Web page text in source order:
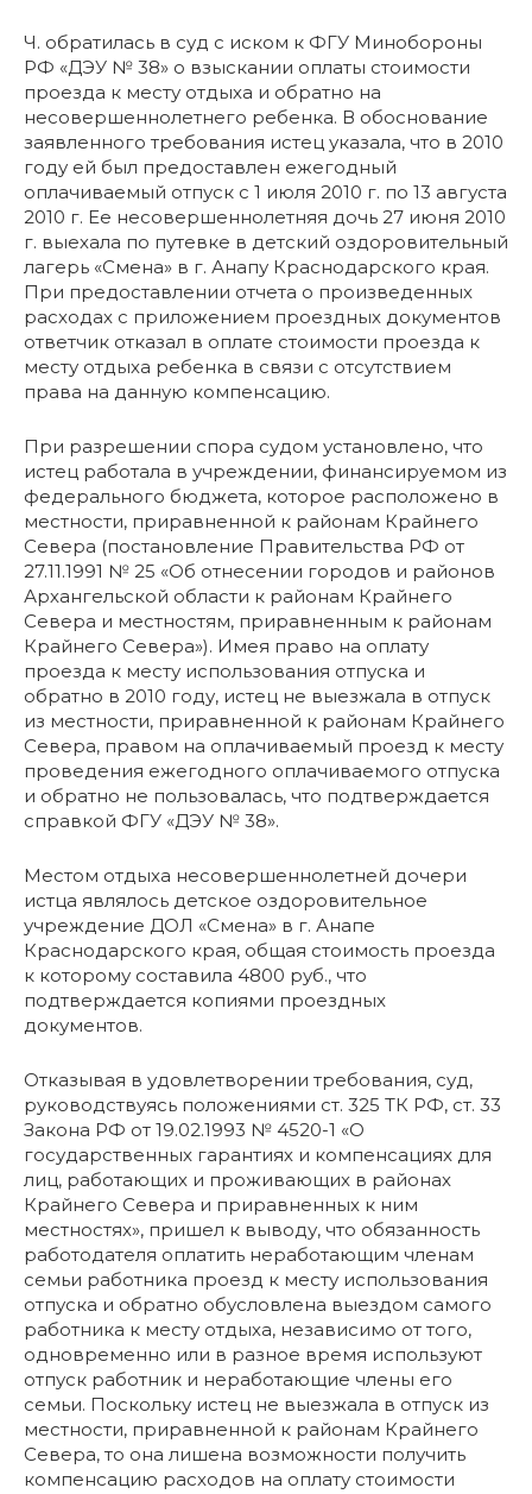
Ч. обратилась в суд с иском к ФГУ Минобороны
РФ «ДЭУ № 38» о взыскании оплаты стоимости
проезда к месту отдыха и обратно на
несовершеннолетнего ребенка. В обоснование
заявленного требования истец указала, что в 2010
году ей был предоставлен ежегодный
оплачиваемый отпуск с 1 июля 2010 г. по 13 августа
2010 г. Ее несовершеннолетняя дочь 27 июня 2010
г. выехала по путевке в детский оздоровительный
лагерь «Смена» в г. Анапу Краснодарского края.
При предоставлении отчета о произведенных
расходах с приложением проездных документов
ответчик отказал в оплате стоимости проезда к
месту отдыха ребенка в связи с отсутствием
права на данную компенсацию.
При разрешении спора судом установлено, что
истец работала в учреждении, финансируемом из
федерального бюджета, которое расположено в
местности, приравненной к районам Крайнего
Севера (постановление Правительства РФ от
27.11.1991 № 25 «Об отнесении городов и районов
Архангельской области к районам Крайнего
Севера и местностям, приравненным к районам
Крайнего Севера»). Имея право на оплату
проезда к месту использования отпуска и
обратно в 2010 году, истец не выезжала в отпуск
из местности, приравненной к районам Крайнего
Севера, правом на оплачиваемый проезд к месту
проведения ежегодного оплачиваемого отпуска
и обратно не пользовалась, что подтверждается
справкой ФГУ «ДЭУ № 38».
Местом отдыха несовершеннолетней дочери
истца являлось детское оздоровительное
учреждение ДОЛ «Смена» в г. Анапе
Краснодарского края, общая стоимость проезда
к которому составила 4800 руб., что
подтверждается копиями проездных
документов.
Отказывая в удовлетворении требования, суд,
руководствуясь положениями ст. 325 ТК РФ, ст. 33
Закона РФ от 19.02.1993 № 4520-1 «О
государственных гарантиях и компенсациях для
лиц, работающих и проживающих в районах
Крайнего Севера и приравненных к ним
местностях», пришел к выводу, что обязанность
работодателя оплатить неработающим членам
семьи работника проезд к месту использования
отпуска и обратно обусловлена выездом самого
работника к месту отдыха, независимо от того,
одновременно или в разное время используют
отпуск работник и неработающие члены его
семьи. Поскольку истец не выезжала в отпуск из
местности, приравненной к районам Крайнего
Севера, то она лишена возможности получить
компенсацию расходов на оплату стоимости